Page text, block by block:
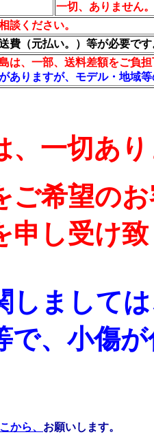
一切、ありません。
談ください。
費（元払い。）等が必要です
、一部、送料差額をご負担
ありますが、モデル・地域
、一切あ
ご希望の
申し受け
しまして
で、小傷
から、 お願いします。